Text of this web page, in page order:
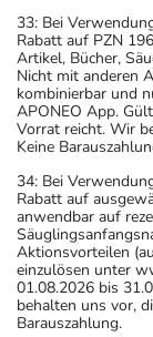
33: Bei
Rabatt auf PZN
Artikel, Bücher,
Nicht mit anderen
kombinierbar und
APONEO App.
Vorrat reicht. Wir
Keine
34: Bei
Rabatt auf
anwendbar auf
Aktionsvorteilen
einzulösen unter
01.08.2026 bis
behalten uns vor,
Barauszahlung.